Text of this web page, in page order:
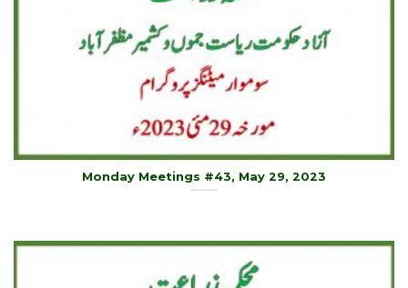
Monday Meetings #43, May 29, 2023